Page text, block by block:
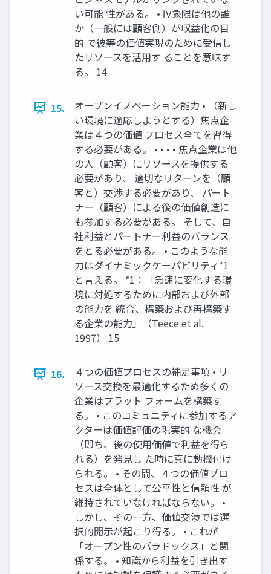
い可能 性がある。 • Ⅳ象限は他の誰
か（一般には顧客側）が収益化の目
的 で彼等の価値実現のために受信し
たリソースを活用す ることを意味す
る。 14
15.
オープンイノベーション能力 • （新し
い環境に適応しようとする）焦点企
業は４つの価値 プロセス全てを習得
する必要がある。 • • • • 焦点企業は他
の人（顧客）にリソースを提供する
必要があり、 適切なリターンを（顧
客と）交渉する必要があり、 パート
ナー（顧客）による後の価値創造に
も参加する必要がある。 そして、自
社利益とパートナー利益のバランス
をとる必要がある。 • このような能
力はダイナミックケーパビリティ*1
と言える。 *1：「急速に変化する環
境に対処するために内部および外部
の能力を 統合、構築および再構築す
る企業の能力」（Teece et al.
1997） 15
16.
４つの価値プロセスの補足事項 • リ
ソース交換を最適化するため多くの
企業はプラット フォームを構築す
る。 • このコミュニティに参加するア
クターは価値評価の現実的 な機会
（即ち、後の使用価値で利益を得ら
れる）を発見し た時に真に動機付け
られる。 • その間、４つの価値プロ
セスは全体として公平性と信頼性 が
維持されていなければならない。 •
しかし、その一方、価値交渉では選
択的開示が起こり得る。 • これが
「オープン性のパラドックス」と関
係する。 • 知識から利益を引き出す